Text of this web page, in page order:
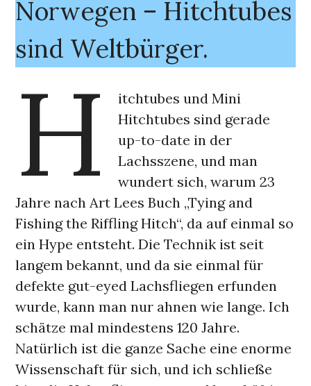
Norwegen – Hitchtubes
sind Weltbürger.
H
itchtubes und Mini
Hitchtubes sind gerade
up-to-date in der
Lachsszene, und man
wundert sich, warum 23
Jahre nach Art Lees Buch „Tying and
Fishing the Riffling Hitch“, da auf einmal so
ein Hype entsteht. Die Technik ist seit
langem bekannt, und da sie einmal für
defekte gut-eyed Lachsfliegen erfunden
wurde, kann man nur ahnen wie lange. Ich
schätze mal mindestens 120 Jahre.
Natürlich ist die ganze Sache eine enorme
Wissenschaft für sich, und ich schließe